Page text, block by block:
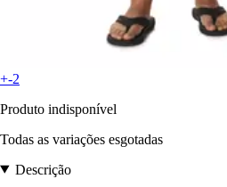
+-2
Produto indisponível
Todas as variações esgotadas
Descrição